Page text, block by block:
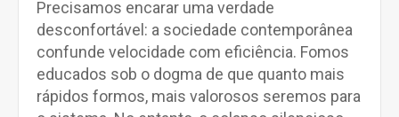
Precisamos encarar uma verdade
desconfortável: a sociedade contemporânea
confunde velocidade com eficiência. Fomos
educados sob o dogma de que quanto mais
rápidos formos, mais valorosos seremos para